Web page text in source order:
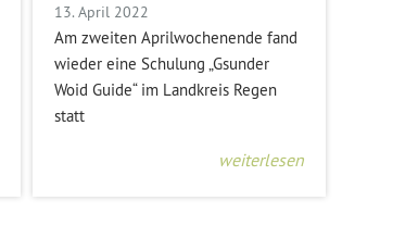
13. April 2022
Am zweiten Aprilwochenende fand
wieder eine Schulung „Gsunder
Woid Guide“ im Landkreis Regen
statt
weiterlesen